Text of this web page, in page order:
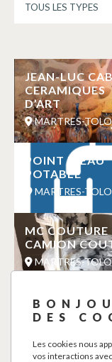
JEAN-LUC
CERAMIQUES
D’ART
MARTRES-
POINT D’EAU
POTABLE
MARTRES-
MC COUTURE
CAMION
MARTRES-
AUBERGE DU
DES
DES
Les cookies nous
vos interactions